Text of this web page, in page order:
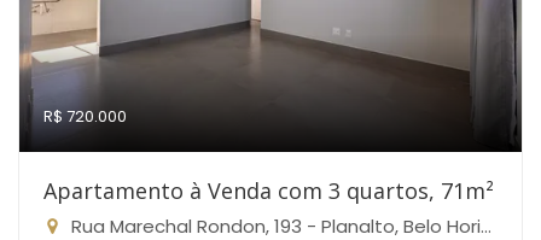
R$ 720.000
Apartamento à Venda com 3 quartos, 71m²
Rua Marechal Rondon, 193 - Planalto, Belo Horizonte-MG